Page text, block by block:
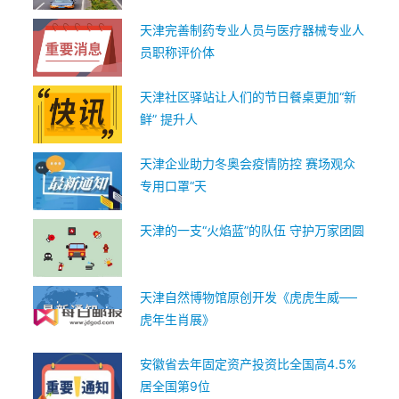
天津完善制药专业人员与医疗器械专业人
员职称评价体
天津社区驿站让人们的节日餐桌更加“新
鲜” 提升人
天津企业助力冬奥会疫情防控 赛场观众
专用口罩“天
天津的一支“火焰蓝”的队伍 守护万家团圆
天津自然博物馆原创开发《虎虎生威──
虎年生肖展》
安徽省去年固定资产投资比全国高4.5%
居全国第9位